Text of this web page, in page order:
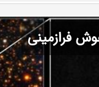
فرازمینی